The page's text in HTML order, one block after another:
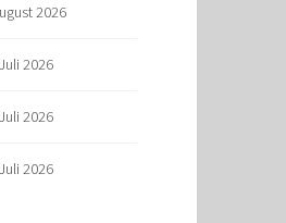
2026
2026
2026
2026